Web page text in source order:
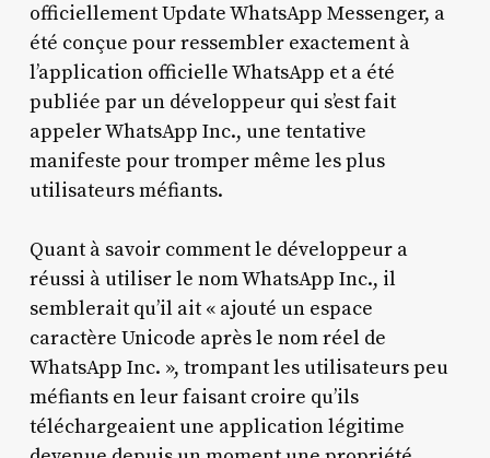
officiellement Update WhatsApp Messenger, a
été conçue pour ressembler exactement à
l’application officielle WhatsApp et a été
publiée par un développeur qui s’est fait
appeler WhatsApp Inc., une tentative
manifeste pour tromper même les plus
utilisateurs méfiants.
Quant à savoir comment le développeur a
réussi à utiliser le nom WhatsApp Inc., il
semblerait qu’il ait « ajouté un espace
caractère Unicode après le nom réel de
WhatsApp Inc. », trompant les utilisateurs peu
méfiants en leur faisant croire qu’ils
téléchargeaient une application légitime